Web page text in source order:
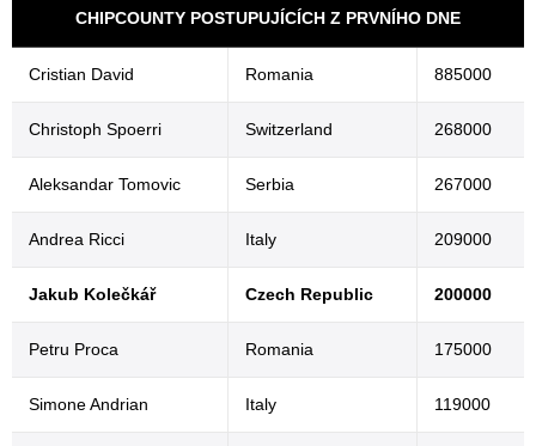
CHIPCOUNTY POSTUPUJÍCÍCH Z PRVNÍHO DNE
Cristian David Romania 885000
Christoph Spoerri Switzerland 268000
Aleksandar Tomovic Serbia 267000
Andrea Ricci Italy 209000
Jakub Kolečkář Czech Republic 200000
Petru Proca Romania 175000
Simone Andrian Italy 119000